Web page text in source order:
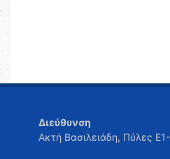
Διεύθυνση
Ακτή Βασιλειάδη, Πύλες